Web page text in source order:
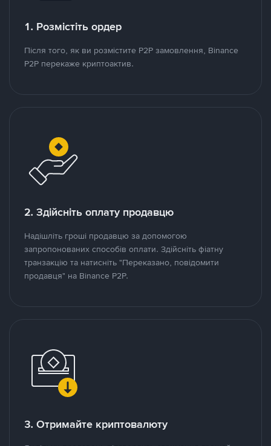
1. Розмістіть ордер
Після того, як ви розмістите P2P замовлення, Binance
P2P перекаже криптоактив.
2. Здійсніть оплату продавцю
Надішліть гроші продавцю за допомогою
запропонованих способів оплати. Здійсніть фіатну
транзакцію та натисніть "Переказано, повідомити
продавця" на Binance P2P.
3. Отримайте криптовалюту